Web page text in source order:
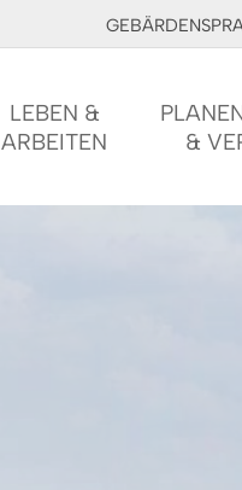
LEBEN &
ARBEITEN
&